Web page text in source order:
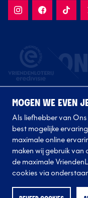
MOGEN WE EVEN
Als liefhebber van
best mogelijke
maximale online
maken wij gebruik
de maximale
cookies via